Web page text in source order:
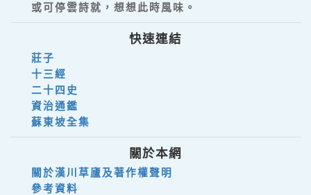
或可停雲詩就，想想此時風味。
快速連結
莊子
十三經
二十四史
資治通鑑
蘇東坡全集
關於本網
關於漢川草廬及著作權聲明
參考資料